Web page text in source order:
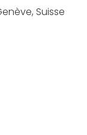
Such a brilliant
Switzerland.
Suisse